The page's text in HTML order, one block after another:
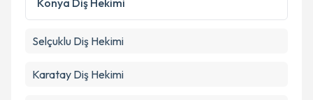
Konya Diş Hekimi
Selçuklu Diş Hekimi
Karatay Diş Hekimi